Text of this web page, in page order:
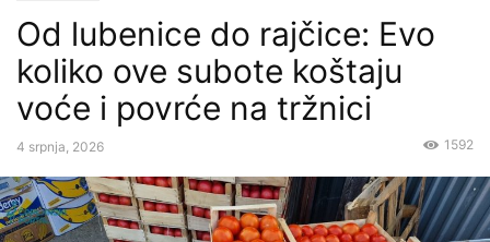
Od lubenice do rajčice: Evo
koliko ove subote koštaju
voće i povrće na tržnici
4 srpnja, 2026 1592